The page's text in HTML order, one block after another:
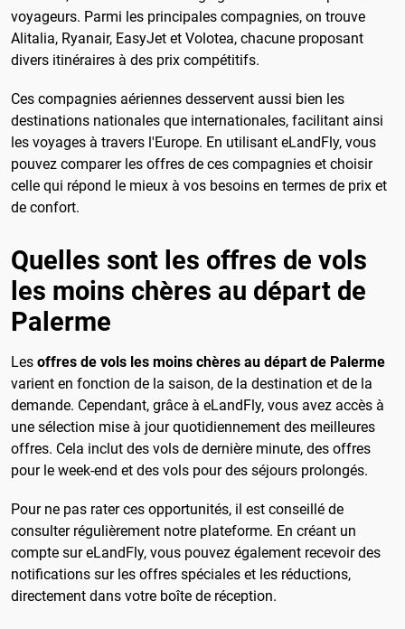
voyageurs. Parmi les principales compagnies, on trouve
Alitalia, Ryanair, EasyJet et Volotea, chacune proposant
divers itinéraires à des prix compétitifs.
Ces compagnies aériennes desservent aussi bien les
destinations nationales que internationales, facilitant ainsi
les voyages à travers l'Europe. En utilisant eLandFly, vous
pouvez comparer les offres de ces compagnies et choisir
celle qui répond le mieux à vos besoins en termes de prix et
de confort.
Quelles sont les offres de vols
les moins chères au départ de
Palerme
Les offres de vols les moins chères au départ de Palerme
varient en fonction de la saison, de la destination et de la
demande. Cependant, grâce à eLandFly, vous avez accès à
une sélection mise à jour quotidiennement des meilleures
offres. Cela inclut des vols de dernière minute, des offres
pour le week-end et des vols pour des séjours prolongés.
Pour ne pas rater ces opportunités, il est conseillé de
consulter régulièrement notre plateforme. En créant un
compte sur eLandFly, vous pouvez également recevoir des
notifications sur les offres spéciales et les réductions,
directement dans votre boîte de réception.